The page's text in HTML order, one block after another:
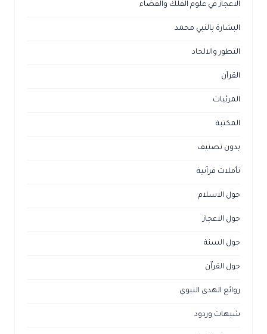
الاعجاز في علوم الفلك والفضاء
البشارة بالنبي محمد
التطور والالحاد
القرآن
المرئيات
المكتبة
بدون تصنيف
تأملات قرآنية
حول الاسلام
حول الاعجاز
حول السنة
حول القراّن
روائع الهدى النبوي
شبهات وردود